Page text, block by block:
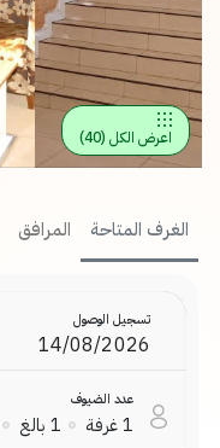
اعرض الكل (
40
)
الغرف المتاحة المرافق
تسجيل الوصول
عدد الضيوف
1غرفة 1 بالغ